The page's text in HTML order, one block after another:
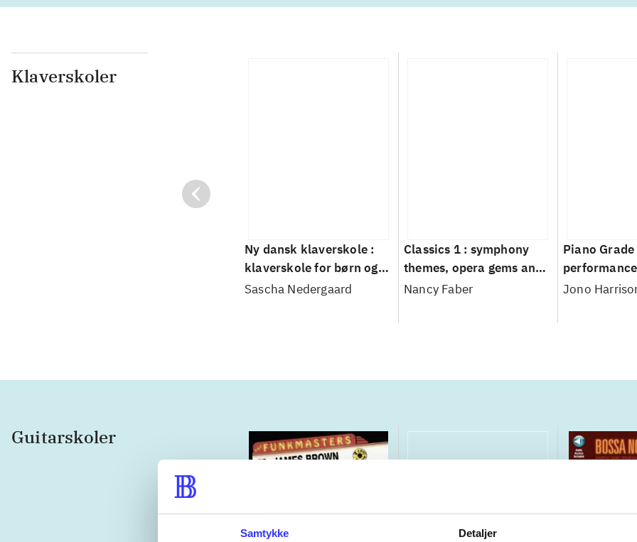
Samtykke Detaljer
Klaverskoler
Ny dansk klaverskole :
klaverskole for børn og
nybegyndere
Sascha Nedergaard
Classics 1 : symphony
themes, opera gems and
classical favorites
Nancy Faber
Piano Grade
technical
Jono
Guitarskoler